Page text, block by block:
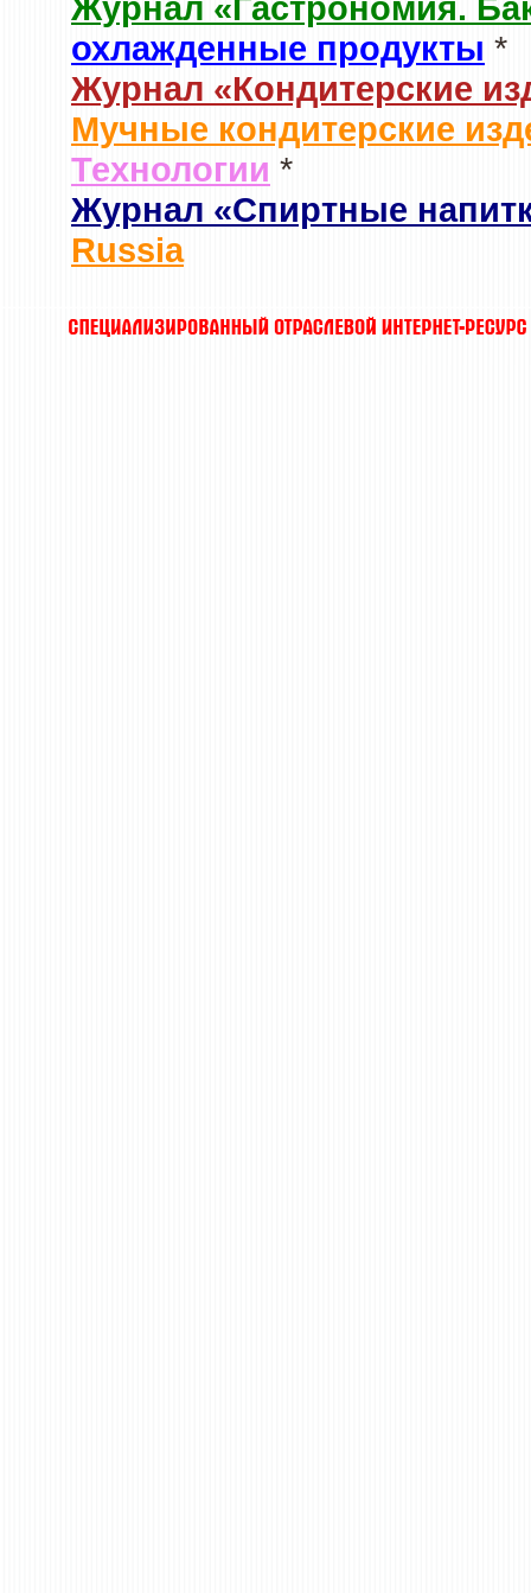
охлажденные продукты *
Журнал «Кондитерские
Мучные кондитерские
Технологии *
Журнал «Спиртные
Russia